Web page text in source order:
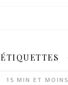
ÉTIQUETTES
15 MIN ET MOINS